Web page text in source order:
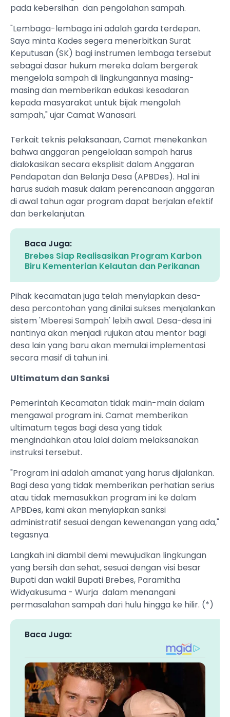
pada kebersihan dan pengolahan sampah.
‎"Lembaga-lembaga ini adalah garda terdepan.
Saya minta Kades segera menerbitkan Surat
Keputusan (SK) bagi instrumen lembaga tersebut
sebagai dasar hukum mereka dalam bergerak
mengelola sampah di lingkungannya masing-
masing dan memberikan edukasi kesadaran
kepada masyarakat untuk bijak mengolah
sampah," ujar Camat Wanasari.
‎Terkait teknis pelaksanaan, Camat menekankan
bahwa anggaran pengelolaan sampah harus
dialokasikan secara eksplisit dalam Anggaran
Pendapatan dan Belanja Desa (APBDes). Hal ini
harus sudah masuk dalam perencanaan anggaran
di awal tahun agar program dapat berjalan efektif
dan berkelanjutan.
Baca Juga:
Brebes Siap Realisasikan Program Karbon
Biru Kementerian Kelautan dan Perikanan
‎Pihak kecamatan juga telah menyiapkan desa-
desa percontohan yang dinilai sukses menjalankan
sistem 'Mberesi Sampah' lebih awal. Desa-desa ini
nantinya akan menjadi rujukan atau mentor bagi
desa lain yang baru akan memulai implementasi
secara masif di tahun ini.
Ultimatum dan Sanksi
‎Pemerintah Kecamatan tidak main-main dalam
mengawal program ini. Camat memberikan
ultimatum tegas bagi desa yang tidak
mengindahkan atau lalai dalam melaksanakan
instruksi tersebut.
‎"Program ini adalah amanat yang harus dijalankan.
Bagi desa yang tidak memberikan perhatian serius
atau tidak memasukkan program ini ke dalam
APBDes, kami akan menyiapkan sanksi
administratif sesuai dengan kewenangan yang ada,"
tegasnya.
‎Langkah ini diambil demi mewujudkan lingkungan
yang bersih dan sehat, sesuai dengan visi besar
Bupati dan wakil Bupati Brebes, Paramitha
Widyakusuma - Wurja dalam menangani
permasalahan sampah dari hulu hingga ke hilir. (*)
Baca Juga: